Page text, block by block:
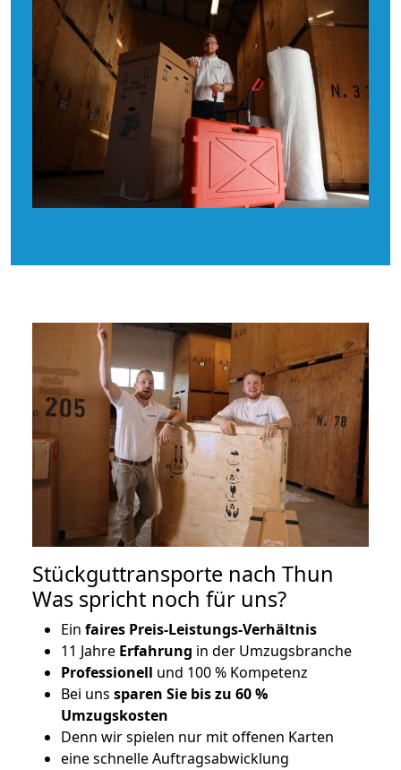
Stückguttransporte nach Thun
Was spricht noch für uns?
Ein faires Preis-Leistungs-Verhältnis
11 Jahre Erfahrung in der Umzugsbranche
Professionell und 100 % Kompetenz
Bei uns sparen Sie bis zu 60 %
Umzugskosten
Denn wir spielen nur mit offenen Karten
eine schnelle Auftragsabwicklung